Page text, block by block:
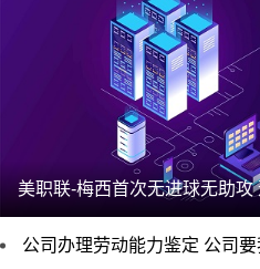
公司办理劳动能力鉴定 公司要我们自己准备